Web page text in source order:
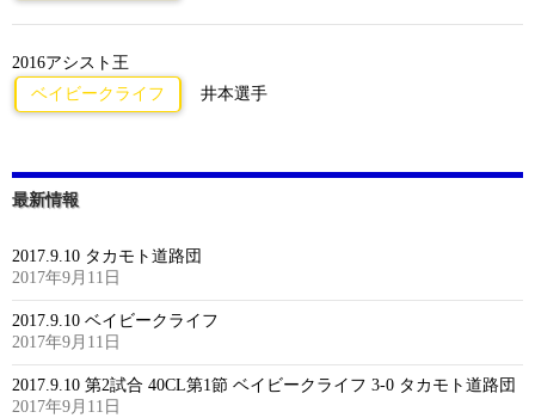
2016アシスト王
ベイビークライフ
井本選手
最新情報
2017.9.10 タカモト道路団
2017年9月11日
2017.9.10 ベイビークライフ
2017年9月11日
2017.9.10 第2試合 40CL第1節 ベイビークライフ 3-0 タカモト道路団
2017年9月11日